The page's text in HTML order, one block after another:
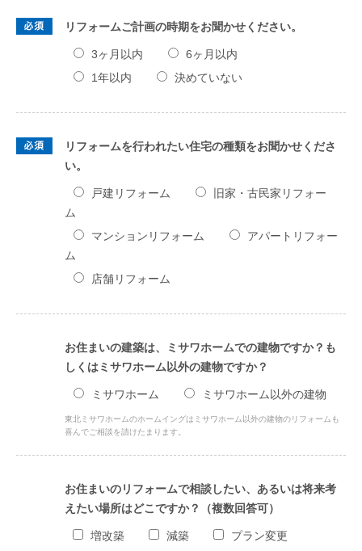
リフォームご計画の時期をお聞かせください。
3ヶ月以内
6ヶ月以内
1年以内
決めていない
リフォームを行われたい住宅の種類をお聞かせくださ
い。
戸建リフォーム
旧家・古民家リフォー
ム
マンションリフォーム
アパートリフォー
ム
店舗リフォーム
お住まいの建築は、ミサワホームでの建物ですか？も
しくはミサワホーム以外の建物ですか？
ミサワホーム ミサワホーム以外の建物
東北ミサワホームのホームイングはミサワホーム以外の建物のリフォームも
喜んでご相談を請けたまります。
お住まいのリフォームで相談したい、あるいは将来考
えたい場所はどこですか？（複数回答可）
増改築 減築
プラン変更